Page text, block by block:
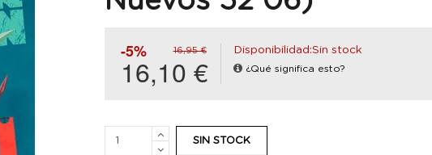
-5% 16,95 €
16,10 €
Disponibilidad:Sin stock
¿Qué significa esto?
SIN STOCK